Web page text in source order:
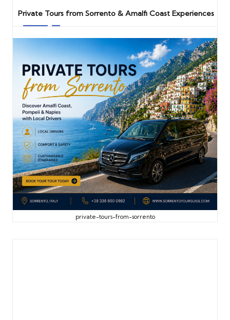
Private Tours from Sorrento & Amalfi Coast Experiences
private-tours-from-sorrento